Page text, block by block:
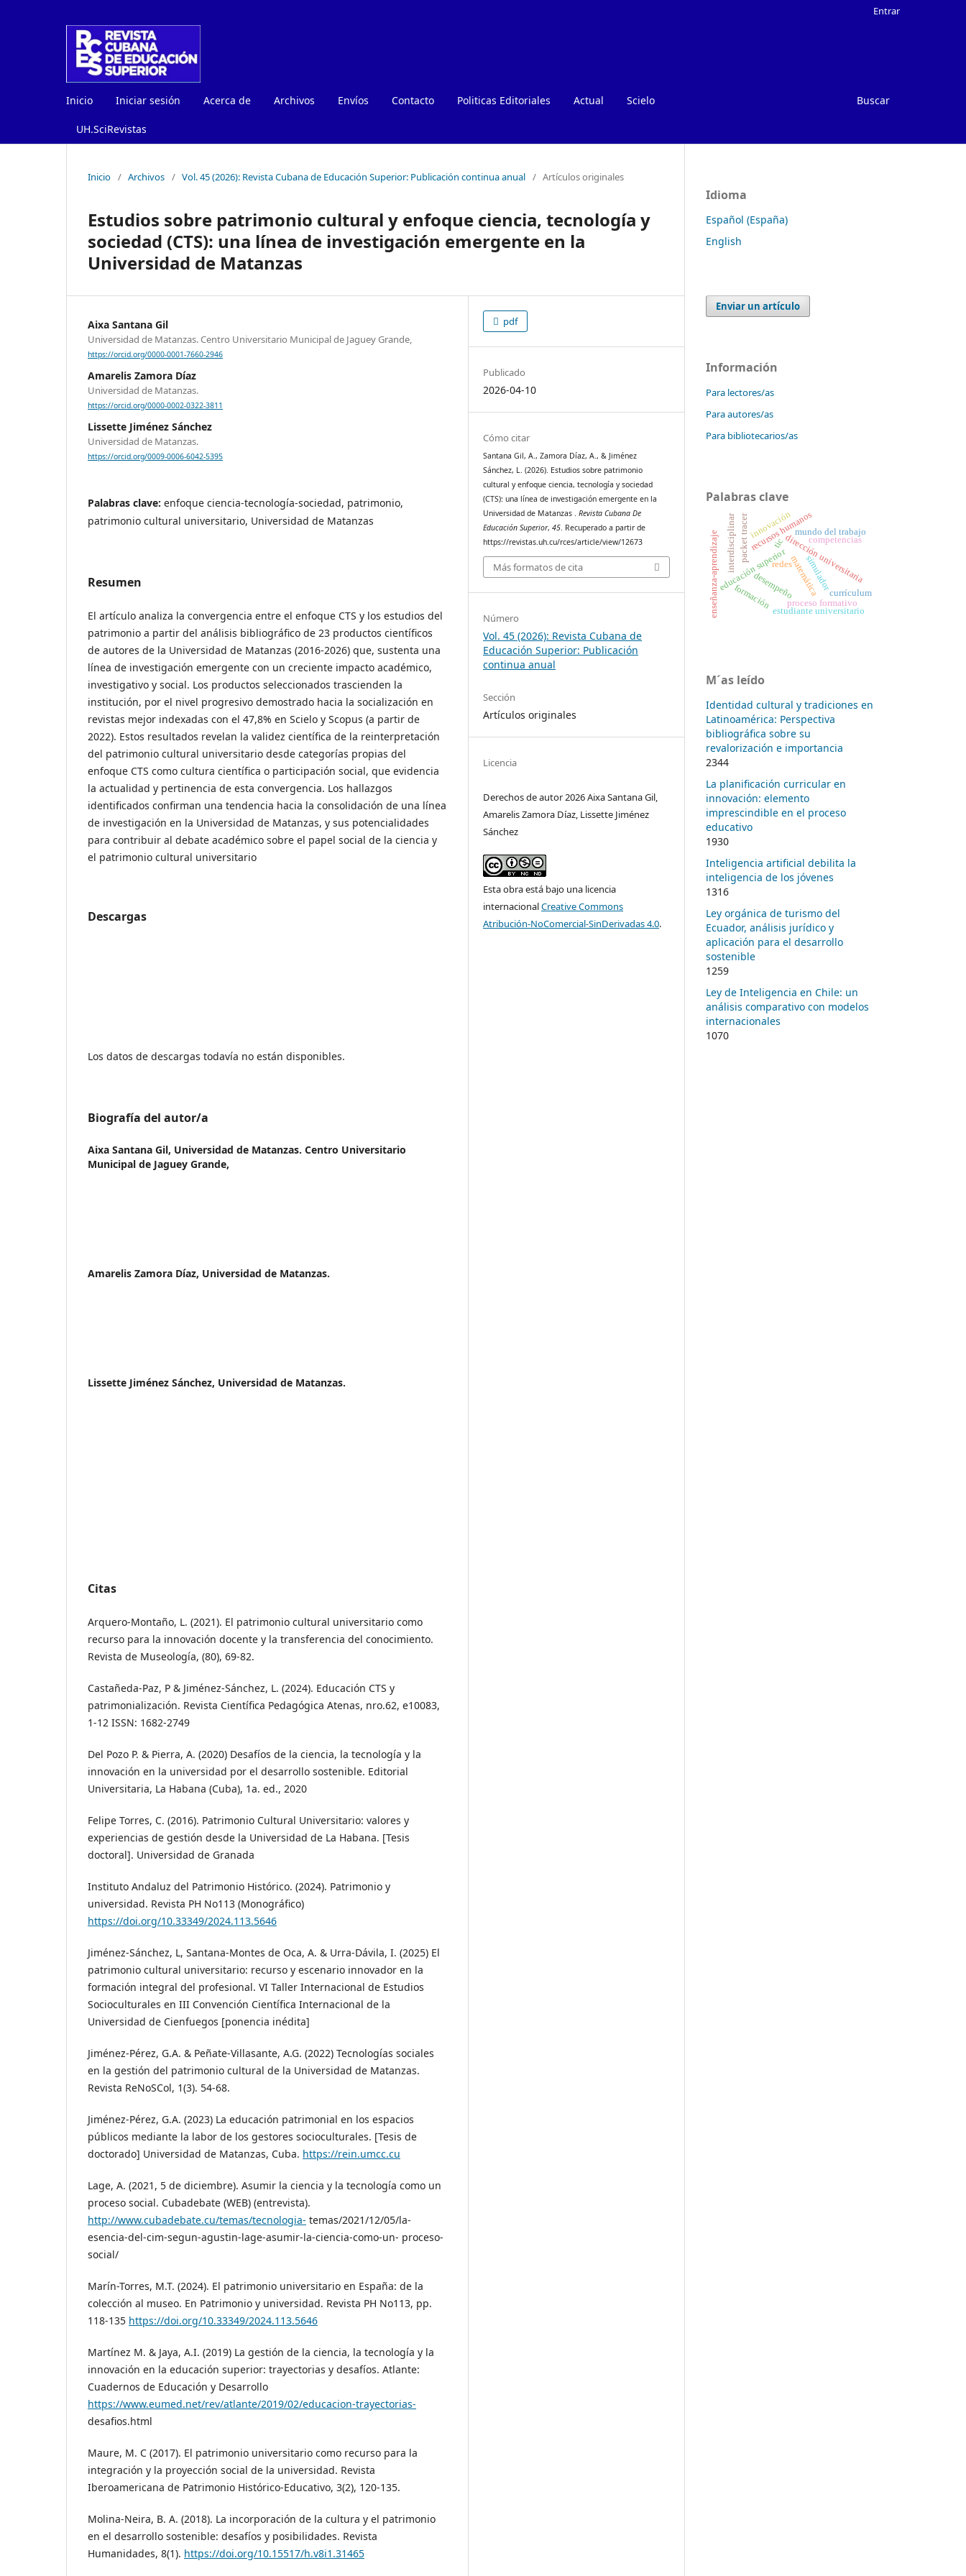
Inicio Iniciar sesión Acerca de Archivos Envíos Contacto Politicas Editoriales Actual Scielo
UH.SciRevistas
Buscar
Entrar
Inicio / Archivos / Vol. 45 (2026): Revista Cubana de Educación Superior: Publicación continua anual / Artículos originales
Estudios sobre patrimonio cultural y enfoque ciencia, tecnología y
sociedad (CTS): una línea de investigación emergente en la
Universidad de Matanzas
Aixa Santana Gil
Universidad de Matanzas. Centro Universitario Municipal de Jaguey Grande,
https://orcid.org/0000-0001-7660-2946
Amarelis Zamora Díaz
Universidad de Matanzas.
https://orcid.org/0000-0002-0322-3811
Lissette Jiménez Sánchez
Universidad de Matanzas.
https://orcid.org/0009-0006-6042-5395
Palabras clave: enfoque ciencia-tecnología-sociedad, patrimonio,
patrimonio cultural universitario, Universidad de Matanzas
Resumen
El artículo analiza la convergencia entre el enfoque CTS y los estudios del
patrimonio a partir del análisis bibliográfico de 23 productos científicos
de autores de la Universidad de Matanzas (2016-2026) que, sustenta una
línea de investigación emergente con un creciente impacto académico,
investigativo y social. Los productos seleccionados trascienden la
institución, por el nivel progresivo demostrado hacia la socialización en
revistas mejor indexadas con el 47,8% en Scielo y Scopus (a partir de
2022). Estos resultados revelan la validez científica de la reinterpretación
del patrimonio cultural universitario desde categorías propias del
enfoque CTS como cultura científica o participación social, que evidencia
la actualidad y pertinencia de esta convergencia. Los hallazgos
identificados confirman una tendencia hacia la consolidación de una línea
de investigación en la Universidad de Matanzas, y sus potencialidades
para contribuir al debate académico sobre el papel social de la ciencia y
el patrimonio cultural universitario
Descargas
Los datos de descargas todavía no están disponibles.
Biografía del autor/a
Aixa Santana Gil, Universidad de Matanzas. Centro Universitario
Municipal de Jaguey Grande,
Amarelis Zamora Díaz, Universidad de Matanzas.
Lissette Jiménez Sánchez, Universidad de Matanzas.
Citas
Arquero-Montaño, L. (2021). El patrimonio cultural universitario como
recurso para la innovación docente y la transferencia del conocimiento.
Revista de Museología, (80), 69-82.
Castañeda-Paz, P & Jiménez-Sánchez, L. (2024). Educación CTS y
patrimonialización. Revista Científica Pedagógica Atenas, nro.62, e10083,
1-12 ISSN: 1682-2749
Del Pozo P. & Pierra, A. (2020) Desafíos de la ciencia, la tecnología y la
innovación en la universidad por el desarrollo sostenible. Editorial
Universitaria, La Habana (Cuba), 1a. ed., 2020
Felipe Torres, C. (2016). Patrimonio Cultural Universitario: valores y
experiencias de gestión desde la Universidad de La Habana. [Tesis
doctoral]. Universidad de Granada
Instituto Andaluz del Patrimonio Histórico. (2024). Patrimonio y
universidad. Revista PH No113 (Monográfico)
https://doi.org/10.33349/2024.113.5646
Jiménez-Sánchez, L, Santana-Montes de Oca, A. & Urra-Dávila, I. (2025) El
patrimonio cultural universitario: recurso y escenario innovador en la
formación integral del profesional. VI Taller Internacional de Estudios
Socioculturales en III Convención Científica Internacional de la
Universidad de Cienfuegos [ponencia inédita]
Jiménez-Pérez, G.A. & Peñate-Villasante, A.G. (2022) Tecnologías sociales
en la gestión del patrimonio cultural de la Universidad de Matanzas.
Revista ReNoSCol, 1(3). 54-68.
Jiménez-Pérez, G.A. (2023) La educación patrimonial en los espacios
públicos mediante la labor de los gestores socioculturales. [Tesis de
doctorado] Universidad de Matanzas, Cuba. https://rein.umcc.cu
Lage, A. (2021, 5 de diciembre). Asumir la ciencia y la tecnología como un
proceso social. Cubadebate (WEB) (entrevista).
http://www.cubadebate.cu/temas/tecnologia- temas/2021/12/05/la-
esencia-del-cim-segun-agustin-lage-asumir-la-ciencia-como-un- proceso-
social/
Marín-Torres, M.T. (2024). El patrimonio universitario en España: de la
colección al museo. En Patrimonio y universidad. Revista PH No113, pp.
118-135 https://doi.org/10.33349/2024.113.5646
Martínez M. & Jaya, A.I. (2019) La gestión de la ciencia, la tecnología y la
innovación en la educación superior: trayectorias y desafíos. Atlante:
Cuadernos de Educación y Desarrollo
https://www.eumed.net/rev/atlante/2019/02/educacion-trayectorias-
desafios.html
Maure, M. C (2017). El patrimonio universitario como recurso para la
integración y la proyección social de la universidad. Revista
Iberoamericana de Patrimonio Histórico-Educativo, 3(2), 120-135.
Molina-Neira, B. A. (2018). La incorporación de la cultura y el patrimonio
en el desarrollo sostenible: desafíos y posibilidades. Revista
Humanidades, 8(1). https://doi.org/10.15517/h.v8i1.31465
pdf
Publicado
2026-04-10
Cómo citar
Santana Gil, A., Zamora Díaz, A., & Jiménez
Sánchez, L. (2026). Estudios sobre patrimonio
cultural y enfoque ciencia, tecnología y sociedad
(CTS): una línea de investigación emergente en la
Universidad de Matanzas .Revista Cubana De
Educación Superior,45. Recuperado a partir de
https://revistas.uh.cu/rces/article/view/12673
Más formatos de cita
Número
Vol. 45 (2026): Revista Cubana de
Educación Superior: Publicación
continua anual
Sección
Artículos originales
Licencia
Derechos de autor 2026 Aixa Santana Gil,
Amarelis Zamora Díaz, Lissette Jiménez
Sánchez
Esta obra está bajo una licencia
internacionalCreative Commons
Atribución-NoComercial-SinDerivadas 4.0.
Idioma
Español (España)
English
Enviar un artículo
Información
Para lectores/as
Para autores/as
Para bibliotecarios/as
Palabras clave
desempeño
educación superior
formación
dirección universitaria
recursos humanos
simulador
packet tracer
redes
tic
mundo del trabajo
enseñanza-aprendizaje estudiante universitario
proceso formativo
matemática
interdisciplinar
currículum
competencias
innovación
M´as leído
Identidad cultural y tradiciones en
Latinoamérica: Perspectiva
bibliográfica sobre su
revalorización e importancia
2344
La planificación curricular en
innovación: elemento
imprescindible en el proceso
educativo
1930
Inteligencia artificial debilita la
inteligencia de los jóvenes
1316
Ley orgánica de turismo del
Ecuador, análisis jurídico y
aplicación para el desarrollo
sostenible
1259
Ley de Inteligencia en Chile: un
análisis comparativo con modelos
internacionales
1070